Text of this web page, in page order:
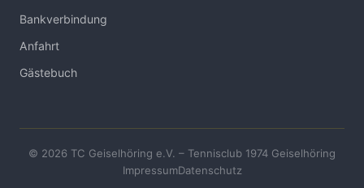
Bankverbindung
Anfahrt
Gästebuch
© 2026 TC Geiselhöring e.V. – Tennisclub 1974 Geiselhöring
ImpressumDatenschutz